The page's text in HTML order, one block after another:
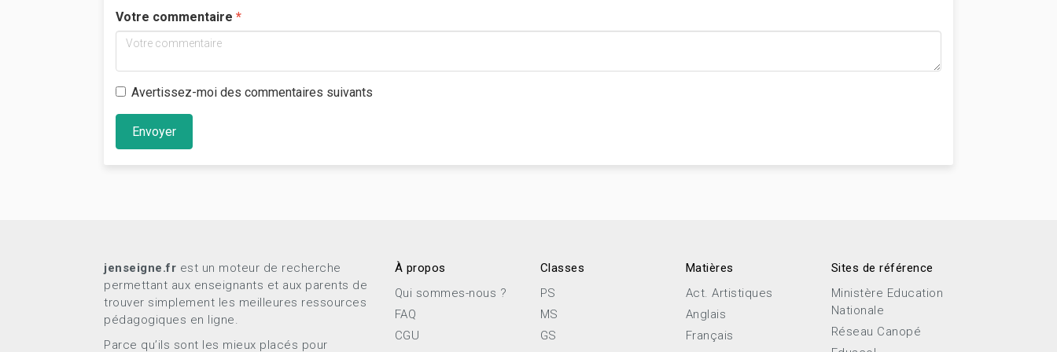
Votre commentaire
Avertissez-moi des commentaires suivants
Envoyer
jenseigne.fr est un moteur de recherche
permettant aux enseignants et aux parents de
trouver simplement les meilleures ressources
pédagogiques en ligne.
Parce qu’ils sont les mieux placés pour
À propos
Qui sommes-nous ?
FAQ
CGU
Classes
PS
MS
GS
Matières
Act. Artistiques
Anglais
Français
Sites de référence
Ministère Education
Nationale
Réseau Canopé